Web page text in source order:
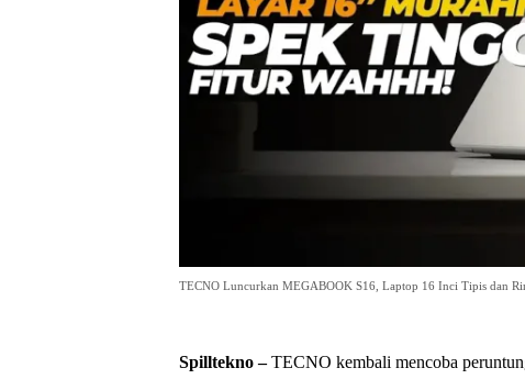
TECNO Luncurkan MEGABOOK S16, Laptop 16 Inci Tipis dan
Spilltekno –TECNO kembali mencoba